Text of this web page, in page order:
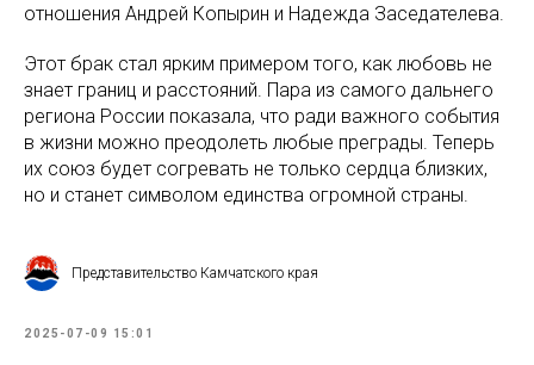
отношения Андрей Копырин и Надежда Заседателева.
Этот брак стал ярким примером того, как любовь не
знает границ и расстояний. Пара из самого дальнего
региона России показала, что ради важного события
в жизни можно преодолеть любые преграды. Теперь
их союз будет согревать не только сердца близких,
но и станет символом единства огромной страны.
Представительство Камчатского края
2025-07-09 15:01